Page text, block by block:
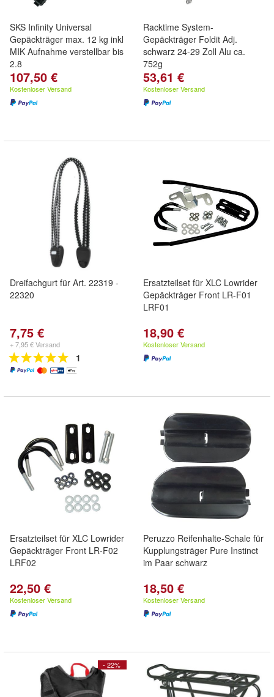
SKS Infinity Universal
Gepäckträger max. 12 kg inkl
MIK Aufnahme verstellbar bis
2.8
107,50 €
Kostenloser Versand
Racktime System-
Gepäckträger Foldit Adj.
schwarz 24-29 Zoll Alu ca.
752g
53,61 €
Kostenloser Versand
Dreifachgurt für Art. 22319 -
22320
7,75 €
+ 7,95 € Versand
1
Ersatzteilset für XLC Lowrider
Gepäckträger Front LR-F01
LRF01
18,90 €
Kostenloser Versand
Ersatzteilset für XLC Lowrider
Gepäckträger Front LR-F02
LRF02
22,50 €
Kostenloser Versand
Peruzzo Reifenhalte-Schale für
Kupplungsträger Pure Instinct
im Paar schwarz
18,50 €
Kostenloser Versand
- 22%